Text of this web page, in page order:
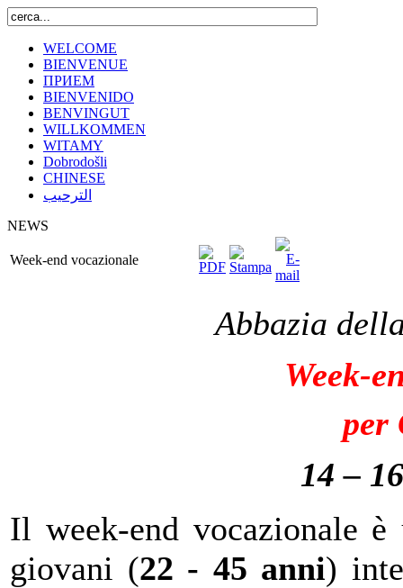
WELCOME
BIENVENUE
ПРИЕМ
BIENVENIDO
BENVINGUT
WILLKOMMEN
WITAMY
Dobrodošli
CHINESE
الترحيب
NEWS
Week-end vocazionale
Abbazia
Week-
per
14 –
Il week-end vocazionale
giovani (22 - 45 anni)